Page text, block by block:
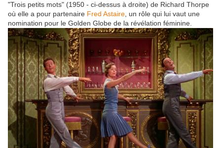
"Trois petits mots" (1950 - ci-dessus à droite) de Richard Thorpe
où elle a pour partenaire Fred Astaire , un rôle qui lui vaut une
nomination pour le Golden Globe de la révélation féminine.